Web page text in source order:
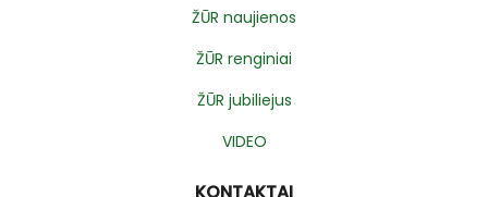
ŽŪR naujienos
ŽŪR renginiai
ŽŪR jubiliejus
VIDEO